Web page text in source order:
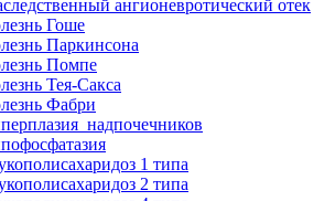
ангионевротический отек
Гоше
Паркинсона
Помпе
Тея-Сакса
Фабри
1 типа
2 типа